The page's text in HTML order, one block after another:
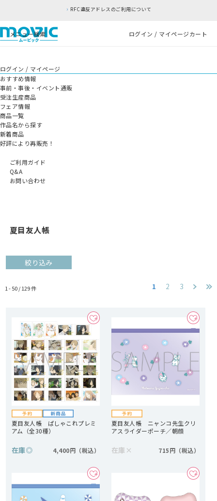
RFC違反アドレスのご利用について
メニュー検索 ログイン / マイページカート
ログイン / マイページ
おすすめ情報
事前・事後・イベント通販
受注生産商品
フェア情報
商品一覧
作品名から探す
新着商品
好評により再販売！
ご利用ガイド
Q&A
お問い合わせ
夏目友人帳
絞り込み
1 - 50 /129件 1 2 3
夏目友人帳 ぱしゃこれプレミ
アム（全30種）
在庫◎ 4,400円
夏目友人帳 ニャンコ先生クリ
アスライダーポーチ／朝顔
在庫 × 715円